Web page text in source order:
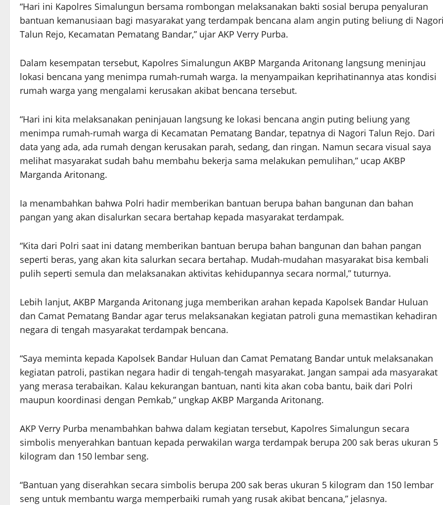
“Hari ini Kapolres Simalungun bersama rombongan melaksanakan bakti sosial berupa penyaluran
bantuan kemanusiaan bagi masyarakat yang terdampak bencana alam angin puting beliung di
Talun Rejo, Kecamatan Pematang Bandar,” ujar AKP Verry Purba.
Dalam kesempatan tersebut, Kapolres Simalungun AKBP Marganda Aritonang langsung meninjau
lokasi bencana yang menimpa rumah-rumah warga. Ia menyampaikan keprihatinannya atas kondisi
rumah warga yang mengalami kerusakan akibat bencana tersebut.
“Hari ini kita melaksanakan peninjauan langsung ke lokasi bencana angin puting beliung yang
menimpa rumah-rumah warga di Kecamatan Pematang Bandar, tepatnya di Nagori Talun Rejo. Dari
data yang ada, ada rumah dengan kerusakan parah, sedang, dan ringan. Namun secara visual saya
melihat masyarakat sudah bahu membahu bekerja sama melakukan pemulihan,” ucap AKBP
Marganda Aritonang.
Ia menambahkan bahwa Polri hadir memberikan bantuan berupa bahan bangunan dan bahan
pangan yang akan disalurkan secara bertahap kepada masyarakat terdampak.
“Kita dari Polri saat ini datang memberikan bantuan berupa bahan bangunan dan bahan pangan
seperti beras, yang akan kita salurkan secara bertahap. Mudah-mudahan masyarakat bisa kembali
pulih seperti semula dan melaksanakan aktivitas kehidupannya secara normal,” tuturnya.
Lebih lanjut, AKBP Marganda Aritonang juga memberikan arahan kepada Kapolsek Bandar Huluan
dan Camat Pematang Bandar agar terus melaksanakan kegiatan patroli guna memastikan kehadiran
negara di tengah masyarakat terdampak bencana.
“Saya meminta kepada Kapolsek Bandar Huluan dan Camat Pematang Bandar untuk melaksanakan
kegiatan patroli, pastikan negara hadir di tengah-tengah masyarakat. Jangan sampai ada masyarakat
yang merasa terabaikan. Kalau kekurangan bantuan, nanti kita akan coba bantu, baik dari Polri
maupun koordinasi dengan Pemkab,” ungkap AKBP Marganda Aritonang.
AKP Verry Purba menambahkan bahwa dalam kegiatan tersebut, Kapolres Simalungun secara
simbolis menyerahkan bantuan kepada perwakilan warga terdampak berupa 200 sak beras ukuran 5
kilogram dan 150 lembar seng.
“Bantuan yang diserahkan secara simbolis berupa 200 sak beras ukuran 5 kilogram dan 150 lembar
seng untuk membantu warga memperbaiki rumah yang rusak akibat bencana,” jelasnya.